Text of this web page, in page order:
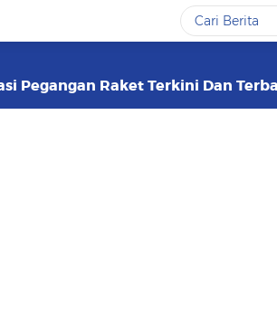
Pegangan Raket Terkini Dan